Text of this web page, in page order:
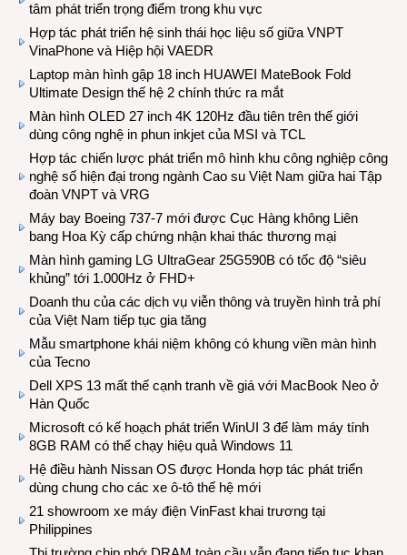
tâm phát triển trọng điểm trong khu vực
Hợp tác phát triển hệ sinh thái học liệu số giữa VNPT
VinaPhone và Hiệp hội VAEDR
Laptop màn hình gập 18 inch HUAWEI MateBook Fold
Ultimate Design thế hệ 2 chính thức ra mắt
Màn hình OLED 27 inch 4K 120Hz đầu tiên trên thế giới
dùng công nghệ in phun inkjet của MSI và TCL
Hợp tác chiến lược phát triển mô hình khu công nghiệp công
nghệ số hiện đại trong ngành Cao su Việt Nam giữa hai Tập
đoàn VNPT và VRG
Máy bay Boeing 737-7 mới được Cục Hàng không Liên
bang Hoa Kỳ cấp chứng nhận khai thác thương mại
Màn hình gaming LG UltraGear 25G590B có tốc độ “siêu
khủng” tới 1.000Hz ở FHD+
Doanh thu của các dịch vụ viễn thông và truyền hình trả phí
của Việt Nam tiếp tục gia tăng
Mẫu smartphone khái niệm không có khung viền màn hình
của Tecno
Dell XPS 13 mất thế cạnh tranh về giá với MacBook Neo ở
Hàn Quốc
Microsoft có kế hoạch phát triển WinUI 3 để làm máy tính
8GB RAM có thể chạy hiệu quả Windows 11
Hệ điều hành Nissan OS được Honda hợp tác phát triển
dùng chung cho các xe ô-tô thế hệ mới
21 showroom xe máy điện VinFast khai trương tại
Philippines